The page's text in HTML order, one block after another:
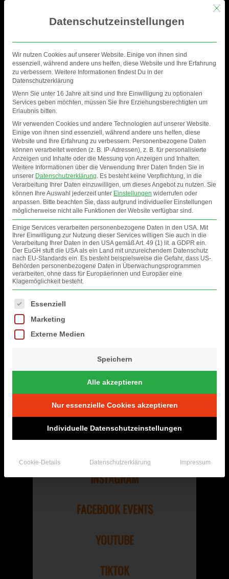
NIGHTOFFREESTYLE
TICKETSHOP
TICKETS BOLOGNA
MERCHANDISE
INSTAGRAM
FACEBOOK EVENTS
YOUTUBE
TIKTOK
Mit
Datenschutzeinstellungen
Wir nutzen Cookies auf unserer Website. Einige von ihnen sind
essenziell, während andere uns helfen, diese Website und Ihre Erfahrung
zu verbessern. Weitere Informationen findest Du in der
Datenschutzerklärung
Wenn Sie unter 16 Jahre alt sind und Ihre Einwilligung zu optionalen
Services geben möchten, müssen Sie Ihre Erziehungsberechtigten um
Erlaubnis bitten.
Wir verwenden Cookies und andere Technologien auf unserer Website.
Einige von ihnen sind essenziell, während andere uns helfen, diese
Website und Ihre Erfahrung zu verbessern. Personenbezogene Daten
können verarbeitet werden (z. B. IP-Adressen), z. B. für personalisierte
Anzeigen und Inhalte oder die Messung von Anzeigen und Inhalten.
Weitere Informationen über die Verwendung Ihrer Daten finden Sie in
unserer Datenschutzerklärung. Es besteht keine Verpflichtung, in die
Verarbeitung Ihrer Daten einzuwilligen, um dieses Angebot zu nutzen. Sie
können Ihre Auswahl jederzeit unter Einstellungen widerrufen oder
anpassen. Bitte beachten Sie, dass aufgrund individueller Einstellungen
möglicherweise nicht alle Funktionen der Website verfügbar sind.
Einige Services verarbeiten personenbezogene Daten in den USA. Mit
Ihrer Einwilligung zur Nutzung dieser Services willigen Sie auch in die
Verarbeitung Ihrer Daten in den USA gemäß Art. 49 (1) lit. a GDPR ein.
Der EuGH stuft die USA als ein Land mit unzureichendem Datenschutz
nach EU-Standards ein. Es besteht beispielsweise die Gefahr, dass US-
Behörden personenbezogene Daten in Überwachungsprogrammen
verarbeiten, ohne dass für Europäerinnen und Europäer eine
Klagemöglichkeit besteht.
Es folgt eine Liste der Service-Gruppen, für die eine Einwilligung erteilt
Essenziell
Marketing
Externe Medien
Speichern
Alle akzeptieren
Nur essenzielle Cookies akzeptieren
Individuelle Datenschutzeinstellungen
Cookie-Details Datenschutzerklärung Impressum